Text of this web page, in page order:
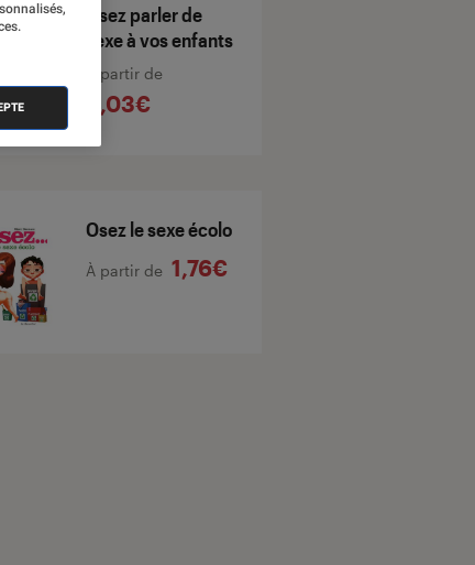
Osez parler de
sexe à vos enfants
À partir de
6,03€
Osez le sexe écolo
À partir de 1,76€